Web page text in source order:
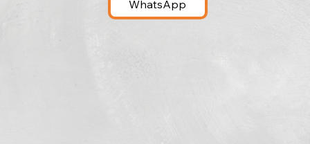
WhatsApp